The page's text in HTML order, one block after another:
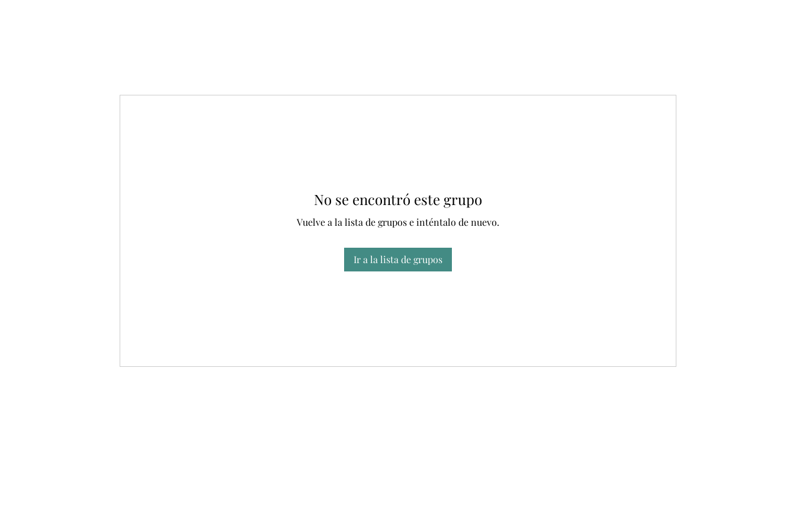
No se encontró este grupo
Vuelve a la lista de grupos e inténtalo de nuevo.
Ir a la lista de grupos